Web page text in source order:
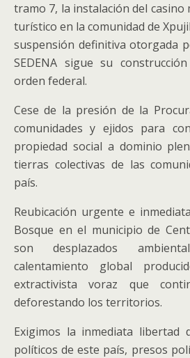
tramo 7, la instalación del
turístico en la comunidad de
suspensión definitiva otorgada
SEDENA sigue su
orden federal.
Cese de la presión de la
comunidades y ejidos para
propiedad social a dominio
tierras colectivas de las
país.
Reubicación urgente e
Bosque en el municipio de
son desplazados
calentamiento global
extractivista voraz que
deforestando los territorios.
Exigimos la inmediata libertad
políticos de este país, presos